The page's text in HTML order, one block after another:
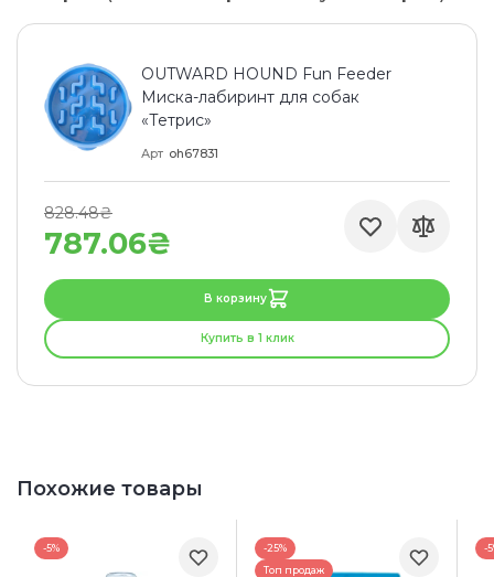
OUTWARD HOUND Fun Feeder
Миска-лабиринт для собак
«Тетрис»
Арт oh67831
787.06₴
828.48₴
В корзину
Купить в 1 клик
Похожие товары
-5%
-25%
Топ продаж
-